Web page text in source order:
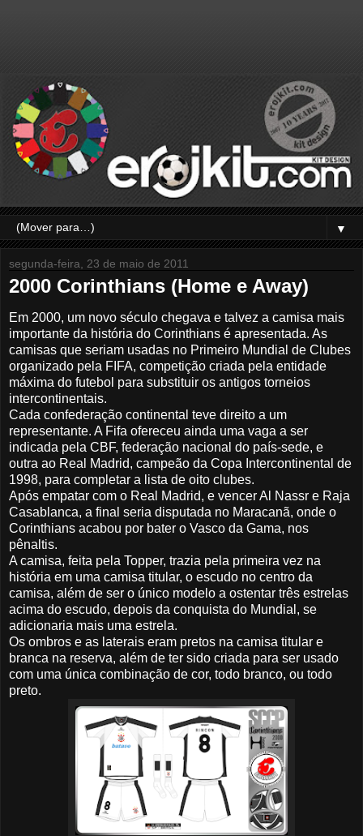
▼
segunda-feira, 23 de maio de 2011
2000 Corinthians (Home e Away)
Em 2000, um novo século chegava e talvez a camisa mais
importante da história do Corinthians é apresentada. As
camisas que seriam usadas no Primeiro Mundial de Clubes
organizado pela FIFA, competição criada pela entidade
máxima do futebol para substituir os antigos torneios
intercontinentais.
Cada confederação continental teve direito a um
representante. A Fifa ofereceu ainda uma vaga a ser
indicada pela CBF, federação nacional do país-sede, e
outra ao Real Madrid, campeão da Copa Intercontinental de
1998, para completar a lista de oito clubes.
Após empatar com o Real Madrid, e vencer Al Nassr e Raja
Casablanca, a final seria disputada no Maracanã, onde o
Corinthians acabou por bater o Vasco da Gama, nos
pênaltis.
A camisa, feita pela Topper, trazia pela primeira vez na
história em uma camisa titular, o escudo no centro da
camisa, além de ser o único modelo a ostentar três estrelas
acima do escudo, depois da conquista do Mundial, se
adicionaria mais uma estrela.
Os ombros e as laterais eram pretos na camisa titular e
branca na reserva, além de ter sido criada para ser usado
com uma única combinação de cor, todo branco, ou todo
preto.